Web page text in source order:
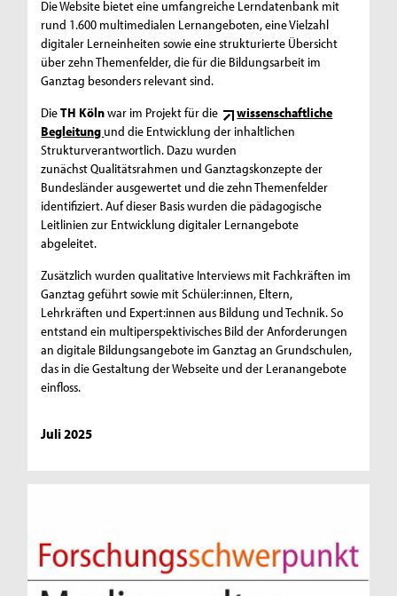
Die Website bietet eine umfangreiche Lerndatenbank mit
rund 1.600 multimedialen Lernangeboten, eine Vielzahl
digitaler Lerneinheiten sowie eine strukturierte Übersicht
über zehn Themenfelder, die für die Bildungsarbeit im
Ganztag besonders relevant sind.
DieTH Kölnwar im Projekt für die
wissenschaftliche
Begleitung und die Entwicklung der inhaltlichen
Strukturverantwortlich. Dazu wurden
zunächst Qualitätsrahmen und Ganztagskonzepte der
Bundesländer ausgewertet und die zehn Themenfelder
identifiziert. Auf dieser Basis wurden die pädagogische
Leitlinien zur Entwicklung digitaler Lernangebote
abgeleitet.
Zusätzlich wurden qualitative Interviews mit Fachkräften im
Ganztag geführt sowie mit Schüler:innen, Eltern,
Lehrkräften und Expert:innen aus Bildung und Technik. So
entstand ein multiperspektivisches Bild der Anforderungen
an digitale Bildungsangebote im Ganztag an Grundschulen,
das in die Gestaltung der Webseite und der Leranangebote
einfloss.
Juli 2025